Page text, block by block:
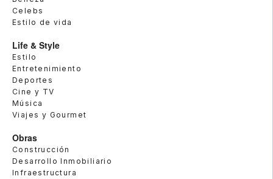
Celebs
Estilo de vida
Life & Style
Estilo
Entretenimiento
Deportes
Cine y TV
Música
Viajes y Gourmet
Obras
Construcción
Desarrollo Inmobiliario
Infraestructura